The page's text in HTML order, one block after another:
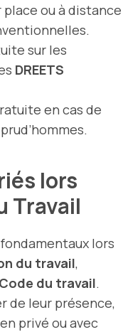
ou à distance
sur les
DREETS
en cas de
lors
Travail
lors
du travail,
Code du travail.
de leur présence,
privé ou avec